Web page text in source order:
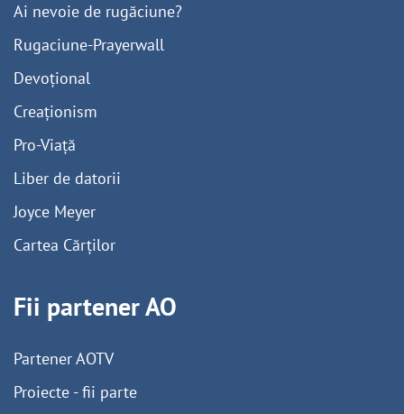
Ai nevoie de rugăciune?
Rugaciune-Prayerwall
Devoțional
Creaționism
Pro-Viață
Liber de datorii
Joyce Meyer
Cartea Cărților
Fii partener AO
Partener AOTV
Proiecte - fii parte